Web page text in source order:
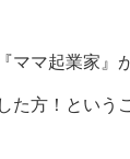
マ起業家』
た方！という